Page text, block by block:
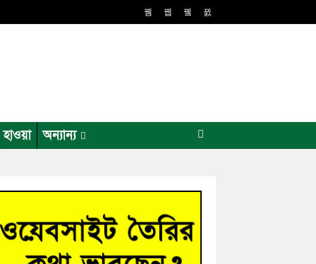
অন্যান্য